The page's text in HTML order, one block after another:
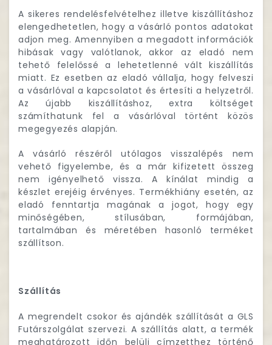
A sikeres rendelésfelvételhez illetve kiszállításhoz
elengedhetetlen, hogy a vásárló pontos adatokat
adjon meg. Amennyiben a megadott információk
hibásak vagy valótlanok, akkor az eladó nem
tehető felelőssé a lehetetlenné vált kiszállítás
miatt. Ez esetben az eladó vállalja, hogy felveszi
a vásárlóval a kapcsolatot és értesíti a helyzetről.
Az újabb kiszállításhoz, extra költséget
számíthatunk fel a vásárlóval történt közös
megegyezés alapján.
A vásárló részéről utólagos visszalépés nem
vehető figyelembe, és a már kifizetett összeg
nem igényelhető vissza. A kínálat mindig a
készlet erejéig érvényes. Termékhiány esetén, az
eladó fenntartja magának a jogot, hogy egy
minőségében, stílusában, formájában,
tartalmában és méretében hasonló terméket
szállítson.
Szállítás
A megrendelt csokor és ajándék szállítását a GLS
Futárszolgálat szervezi. A szállítás alatt, a termék
meghatározott időn belüli címzetthez történő